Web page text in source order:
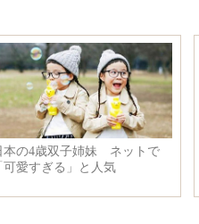
激萌！赤ちゃんと名画の完璧的
な融合